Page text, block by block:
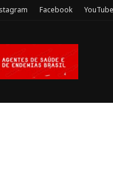
Facebook YouTube